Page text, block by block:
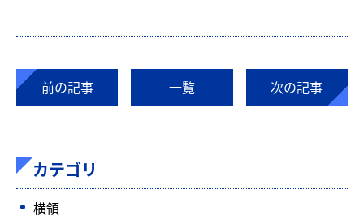
前の記事 一覧 次の記事
カテゴリ
横領